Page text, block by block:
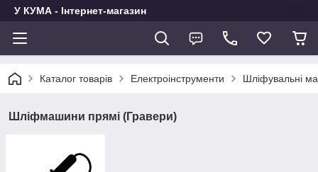
У КУМА - Інтернет-магазин
Каталог товарів Електроінструменти Шліфувальні
Шліфмашини прямі (Гравери)